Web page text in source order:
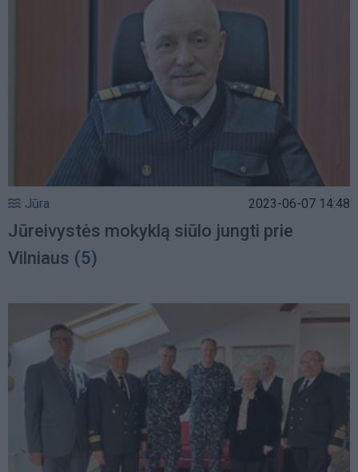
Jūra 2023-06-07 14:48
Jūreivystės mokyklą siūlo jungti prie
Vilniaus (5)